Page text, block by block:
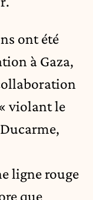
ont été
à Gaza,
violant le
ligne rouge
que